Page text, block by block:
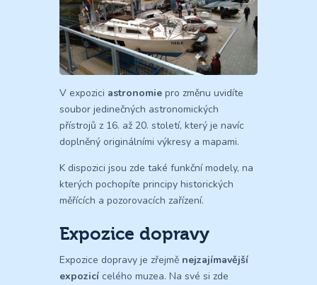
V expozici astronomie pro změnu uvidíte
soubor jedinečných astronomických
přístrojů z 16. až 20. století, který je navíc
doplněný originálními výkresy a mapami.
K dispozici jsou zde také funkční modely, na
kterých pochopíte principy historických
měřících a pozorovacích zařízení.
Expozice dopravy
Expozice dopravy je zřejmě nejzajímavější
expozicí celého muzea. Na své si zde